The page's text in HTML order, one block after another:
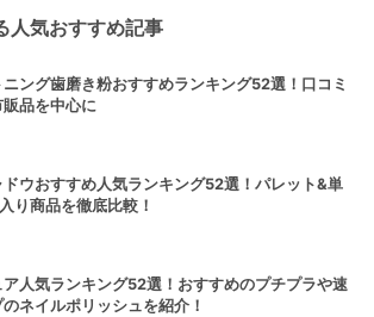
人気おすすめ記事
ング歯磨き粉おすすめランキング52選！口コミ
品を中心に
ドウおすすめ人気ランキング52選！パレット&単
り商品を徹底比較！
ア人気ランキング52選！おすすめのプチプラや速
ネイルポリッシュを紹介！